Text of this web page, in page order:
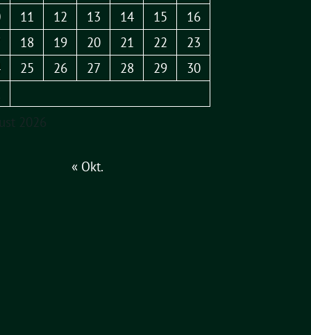
2026
11 12 13 14 15
16
18 19 20 21 22
23
25 26 27 28 29
30
« Okt.